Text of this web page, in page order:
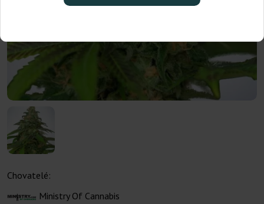
Chovatelé:
Ministry Of Cannabis